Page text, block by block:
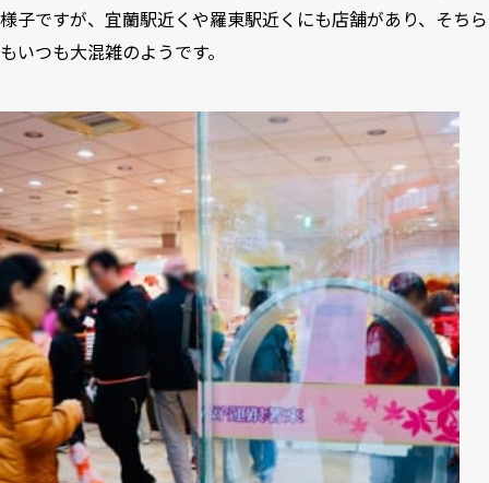
様子ですが、宜蘭駅近くや羅東駅近くにも店舗があり、そちら
もいつも大混雑のようです。